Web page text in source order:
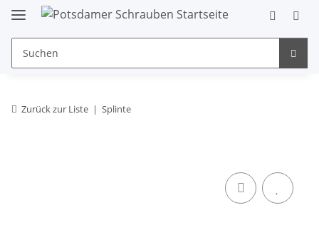
Zurück zur Liste Splinte